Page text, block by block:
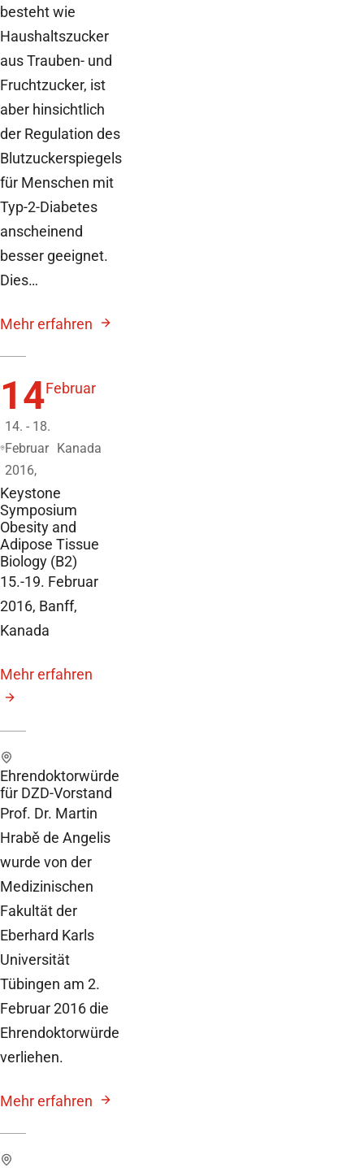
besteht wie
Haushaltszucker
aus Trauben- und
Fruchtzucker, ist
aber hinsichtlich
der Regulation des
Blutzuckerspiegels
für Menschen mit
Typ-2-Diabetes
anscheinend
besser geeignet.
Dies…
Mehr erfahren
14Februar
14. - 18.
Februar
2016,
Kanada
Keystone
Symposium
Obesity and
Adipose Tissue
Biology (B2)
15.-19. Februar
2016, Banff,
Kanada
Mehr erfahren
Ehrendoktorwürde
für DZD-Vorstand
Prof. Dr. Martin
Hrabě de Angelis
wurde von der
Medizinischen
Fakultät der
Eberhard Karls
Universität
Tübingen am 2.
Februar 2016 die
Ehrendoktorwürde
verliehen.
Mehr erfahren